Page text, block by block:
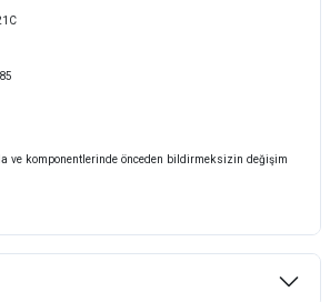
ve komponentlerinde önceden bildirmeksizin değişim